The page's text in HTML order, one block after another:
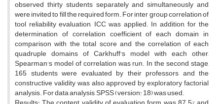
observed thirty students separately and simultaneously and
were invited to fill the required form. For inter group correlation of
tool reliability evaluation, ICC was applied. In addition, for the
determination of correlation coefficient of each domain in
comparison with the total score and the correlation of each
quadruple domains of Carkhuff's model with each other,
Spearman's model of correlation was run. In the second stage,
165 students were evaluated by their professors and the
constructive validity was also approved by exploratory factorial
analysis. For data analysis, SPSS (version: 18) was used.